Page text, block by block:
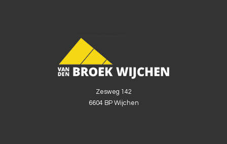
Zesweg 142
6604 BP Wijchen